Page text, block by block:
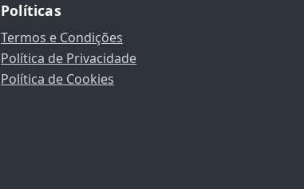
Políticas
Termos e Condições
Política de Privacidade
Política de Cookies